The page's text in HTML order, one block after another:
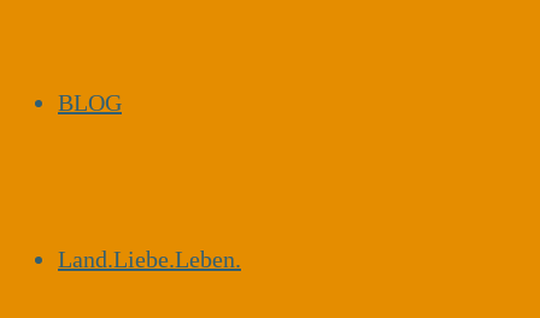
BLOG
Land.Liebe.Leben.